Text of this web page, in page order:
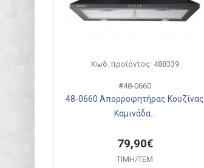
Κωδ. προϊόντος: 488339
#48-0660
48-0660 Απορροφητήρας Κουζίνας
Καμινάδα...
79,90€
ΤΙΜH/ΤΕΜ